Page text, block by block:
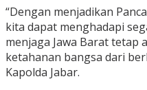
“Dengan menjadikan
kita dapat menghadapi
menjaga Jawa Barat tetap
ketahanan bangsa dari
Kapolda Jabar.